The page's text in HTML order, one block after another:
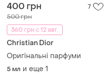
400 грн 7
500 грн
360 грн с 12 авг.
Christian Dior
Оригінальні парфуми
5 мл и еще 1